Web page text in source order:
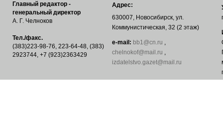
Главный редактор -
генеральный директор
А. Г. Челноков
Тел./факс.
(383)223-98-76, 223-64-48, (383)
2923744, +7 (923)2363429
Адрес:
630007, Новосибирск, ул.
Коммунистическая, 32 (2 этаж)
е-mail: bb1@cn.ru ,
chelnokof@mail.ru ,
izdatelstvo.gazet@mail.ru